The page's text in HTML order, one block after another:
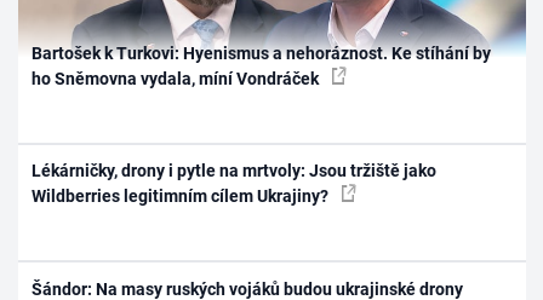
Bartošek k Turkovi: Hyenismus a nehoráznost. Ke stíhání by
ho Sněmovna vydala, míní Vondráček
Lékárničky, drony i pytle na mrtvoly: Jsou tržiště jako
Wildberries legitimním cílem Ukrajiny?
Šándor: Na masy ruských vojáků budou ukrajinské drony